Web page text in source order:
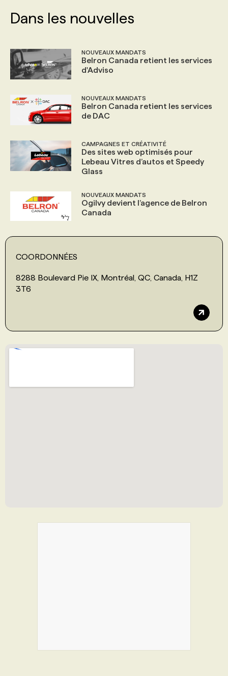
Dans les nouvelles
NOUVEAUX MANDATS
Belron Canada retient les services
d'Adviso
NOUVEAUX MANDATS
Belron Canada retient les services
de DAC
CAMPAGNES ET CRÉATIVITÉ
Des sites web optimisés pour
Lebeau Vitres d’autos et Speedy
Glass
NOUVEAUX MANDATS
Ogilvy devient l’agence de Belron
Canada
COORDONNÉES
8288 Boulevard Pie IX, Montréal, QC, Canada, H1Z
3T6